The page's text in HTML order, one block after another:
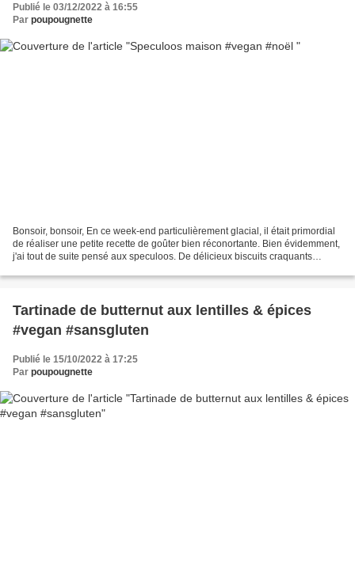
Publié le 03/12/2022 à 16:55
Par poupougnette
Bonsoir, bonsoir, En ce week-end particulièrement glacial, il était primordial
de réaliser une petite recette de goûter bien réconortante. Bien évidemment,
j'ai tout de suite pensé aux speculoos. De délicieux biscuits craquants
Tartinade de butternut aux lentilles & épices
#vegan #sansgluten
Publié le 15/10/2022 à 17:25
Par poupougnette